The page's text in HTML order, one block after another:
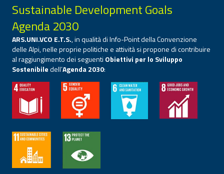
Sustainable Development Goals
Agenda 2030
ARS.UNI.VCO E.T.S., in qualità di Info-Point della Convenzione
delle Alpi, nelle proprie politiche e attività si propone di contribuire
al raggiungimento dei seguenti Obiettivi per lo Sviluppo
Sostenibiledell’Agenda 2030: